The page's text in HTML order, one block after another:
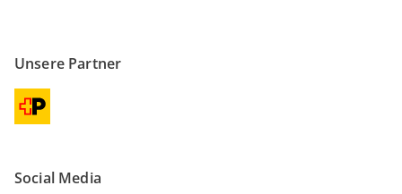
Unsere Partner
Social Media